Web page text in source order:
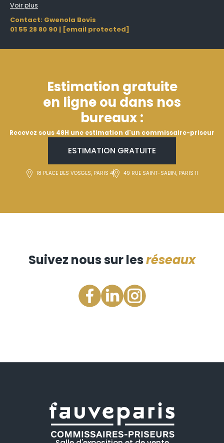
Voir plus
Contact: Gwenola Bovis
01 55 28 80 90 | [email protected]
Estimation gratuite
en ligne ou dans nos
bureaux :
Recevez sous 48H une estimation d'un commissaire-priseur
ESTIMATION GRATUITE
18 PLACE DES VOSGES, PARIS 4 49 RUE SAINT-SABIN, PARIS 11
Suivez nous sur lesréseaux